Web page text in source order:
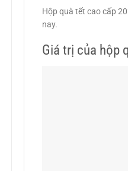
Hộp quà tết cao cấp
nay.
Giá trị của hộp